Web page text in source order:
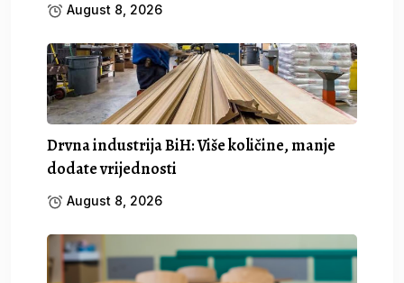
August 8, 2026
Drvna industrija BiH: Više količine, manje
dodate vrijednosti
August 8, 2026